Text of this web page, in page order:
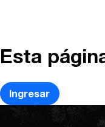
Esta
Ingresar